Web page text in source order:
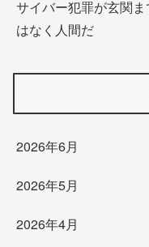
サイバー犯罪が玄関
はなく人間だ
2026年6月
2026年5月
2026年4月